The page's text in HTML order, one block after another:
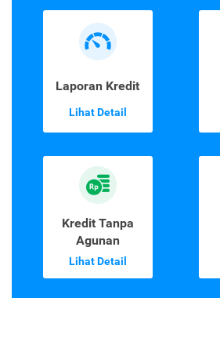
Laporan Kredit
Lihat Detail
Kredit Tanpa
Agunan
Lihat Detail